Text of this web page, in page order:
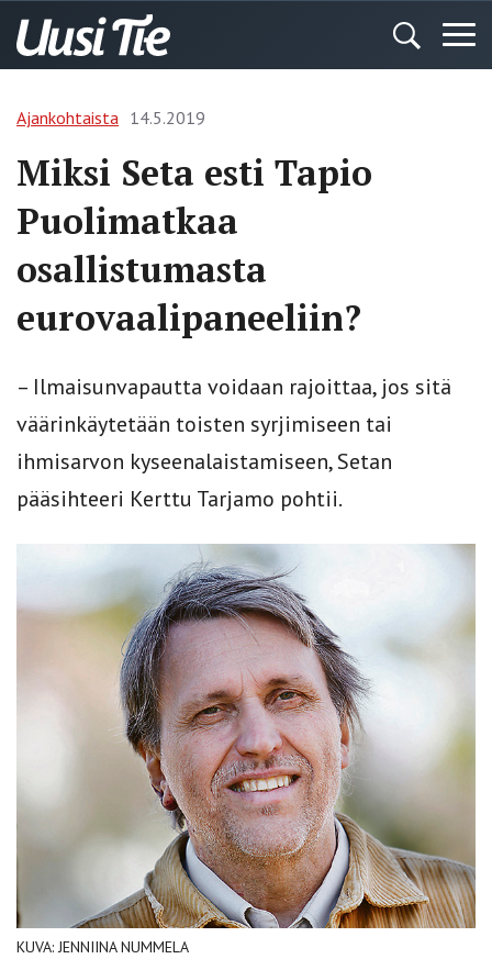
Ajankohtaista 14.5.2019
Miksi Seta esti Tapio
Puolimatkaa
osallistumasta
eurovaalipaneeliin?
– Ilmaisunvapautta voidaan rajoittaa, jos sitä
väärinkäytetään toisten syrjimiseen tai
ihmisarvon kyseenalaistamiseen, Setan
pääsihteeri Kerttu Tarjamo pohtii.
KUVA: JENNIINA NUMMELA